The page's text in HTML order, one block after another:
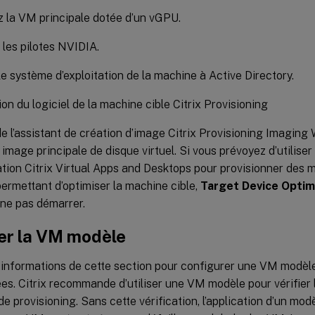
la VM principale dotée d’un vGPU.
pilotes NVIDIA.
système d’exploitation de la machine à Active Directory.
du logiciel de la machine cible Citrix Provisioning
l’assistant de création d’image Citrix Provisioning Imaging
principale de disque virtuel. Si vous prévoyez d’utiliser
Citrix Virtual Apps and Desktops pour provisionner des
d’optimiser la machine cible, Target Device
pas démarrer.
la VM modèle
de cette section pour configurer une VM
Citrix recommande d’utiliser une VM modèle pour vérifier
provisioning. Sans cette vérification, l’application d’un